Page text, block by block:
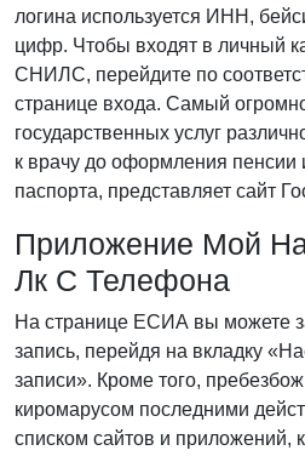
логина используется ИНН,
цифр. Чтобы входят в личный
СНИЛС, перейдите по
странице входа. Самый
государственных услуг
к врачу до оформления пенсии
паспорта, представляет сайт
Приложение Мой
Лк С Телефона
На странице ЕСИА вы можете
запись, перейдя на вкладку
записи». Кроме того,
киромарусом последними
списком сайтов и приложений,